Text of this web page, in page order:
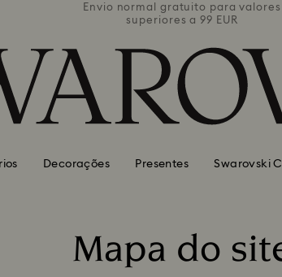
Envio normal gratuito para valores
superiores a 99 EUR
Decorações Presentes Swarovski
Mapa do